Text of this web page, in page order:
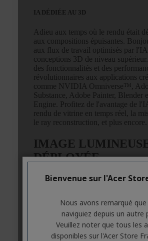
Bienvenue sur l'Acer
Nous avons remarqué
naviguiez depuis un autre
Veuillez noter que tous les
disponibles sur l'Acer Store